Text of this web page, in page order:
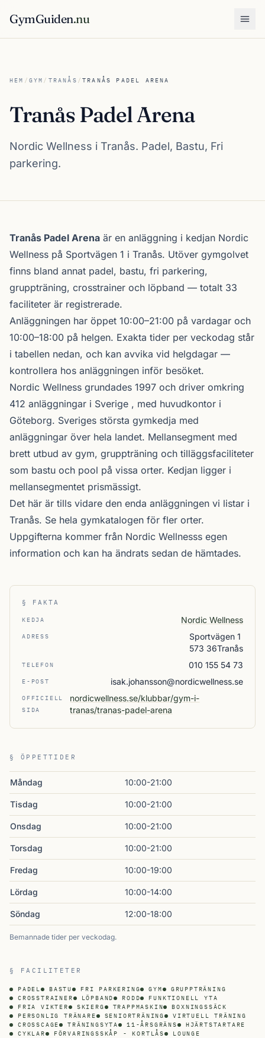
GymGuiden.nu
HEM / GYM / TRANÅS /TRANÅS PADEL ARENA
Tranås Padel Arena
Nordic Wellness i Tranås. Padel, Bastu, Fri
parkering.
Om Tranås Padel Arena
Tranås Padel Arena är en anläggning i kedjan Nordic
Wellness på Sportvägen 1 i Tranås. Utöver gymgolvet
finns bland annat padel, bastu, fri parkering,
gruppträning, crosstrainer och löpband — totalt 33
faciliteter är registrerade.
Anläggningen har öppet 10:00–21:00 på vardagar och
10:00–18:00 på helgen. Exakta tider per veckodag står
i tabellen nedan, och kan avvika vid helgdagar —
kontrollera hos anläggningen inför besöket.
Nordic Wellness grundades 1997 och driver omkring
412 anläggningar i Sverige , med huvudkontor i
Göteborg. Sveriges största gymkedja med
anläggningar över hela landet. Mellansegment med
brett utbud av gym, gruppträning och tilläggsfaciliteter
som bastu och pool på vissa orter. Kedjan ligger i
mellansegmentet prismässigt.
Det här är tills vidare den enda anläggningen vi listar i
Tranås. Se hela gymkatalogen för fler orter.
Uppgifterna kommer från Nordic Wellnesss egen
information och kan ha ändrats sedan de hämtades.
§ FAKTA
KEDJA Nordic Wellness
ADRESS
Sportvägen 1
573 36Tranås
TELEFON 010 155 54 73
E-POST isak.johansson@nordicwellness.se
OFFICIELL
SIDA
nordicwellness.se/klubbar/gym-i-
tranas/tranas-padel-arena
§ ÖPPETTIDER
Måndag 10:00-21:00
Tisdag 10:00-21:00
Onsdag 10:00-21:00
Torsdag 10:00-21:00
Fredag 10:00-19:00
Lördag 10:00-14:00
Söndag 12:00-18:00
Bemannade tider per veckodag.
§ FACILITETER
PADEL BASTU FRI PARKERING GYM
GRUPPTRÄNING
CROSSTRAINER
LÖPBAND RODD
FUNKTIONELL YTA
FRIA VIKTER
SKIERG TRAPPMASKIN
BOXNINGSSÄCK
PERSONLIG TRÄNARE
SENIORTRÄNING
VIRTUELL TRÄNING
CROSSCAGE
TRÄNINGSYTA 11-ÅRSGRÄNS
HJÄRTSTARTARE
CYKLAR
FÖRVARINGSSKÅP - KORTLÅS
LOUNGE